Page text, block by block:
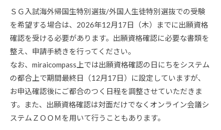
ＳＧ入試海外帰国生特別選抜/外国人生徒特別選抜での受験
を希望する場合は、2026年12月17日（木）までに出願資格
確認を受ける必要があります。出願資格確認に必要な書類を
整え、申請手続きを行ってください。
なお、miraicompass上では出願資格確認の日にちをシステム
の都合上で期間最終日（12月17日）に設定していますが、
お申込確認後にご都合のつく日程を調整させていただきま
す。また、出願資格確認は対面だけでなくオンライン会議シ
ステムＺＯＯＭを用いて行うこともあります。